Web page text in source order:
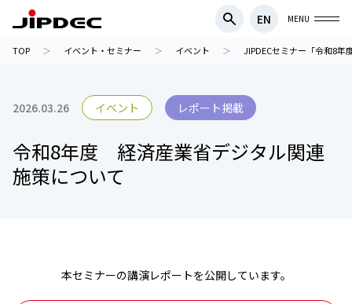
EN MENU
TOP イベント・セミナー イベント JIPDECセミナー「令和8年
2026.03.26 イベント レポート掲載
令和8年度 経済産業省デジタル関連
施策について
本セミナーの講演レポートを公開しています。